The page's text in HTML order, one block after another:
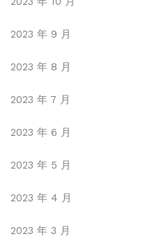
2023 年 9 月
2023 年 8 月
2023 年 7 月
2023 年 6 月
2023 年 5 月
2023 年 4 月
2023 年 3 月